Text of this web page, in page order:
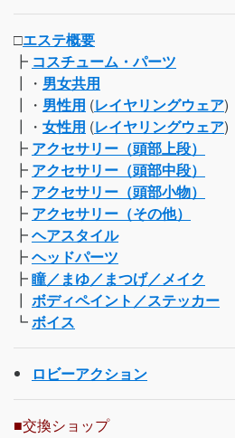
□エステ概要
┣ コスチューム・パーツ
┃・ 男女共用
┃・ 男性用 (レイヤリングウェア)
┃・ 女性用 (レイヤリングウェア)
┣ アクセサリー（頭部上段）
┣ アクセサリー（頭部中段）
┣ アクセサリー（頭部小物）
┣ アクセサリー（その他）
┣ヘアスタイル
┣ヘッドパーツ
┣瞳／まゆ／まつげ／メイク
┃ ボディペイント／ステッカー
┗ボイス
ロビーアクション
■交換ショップ